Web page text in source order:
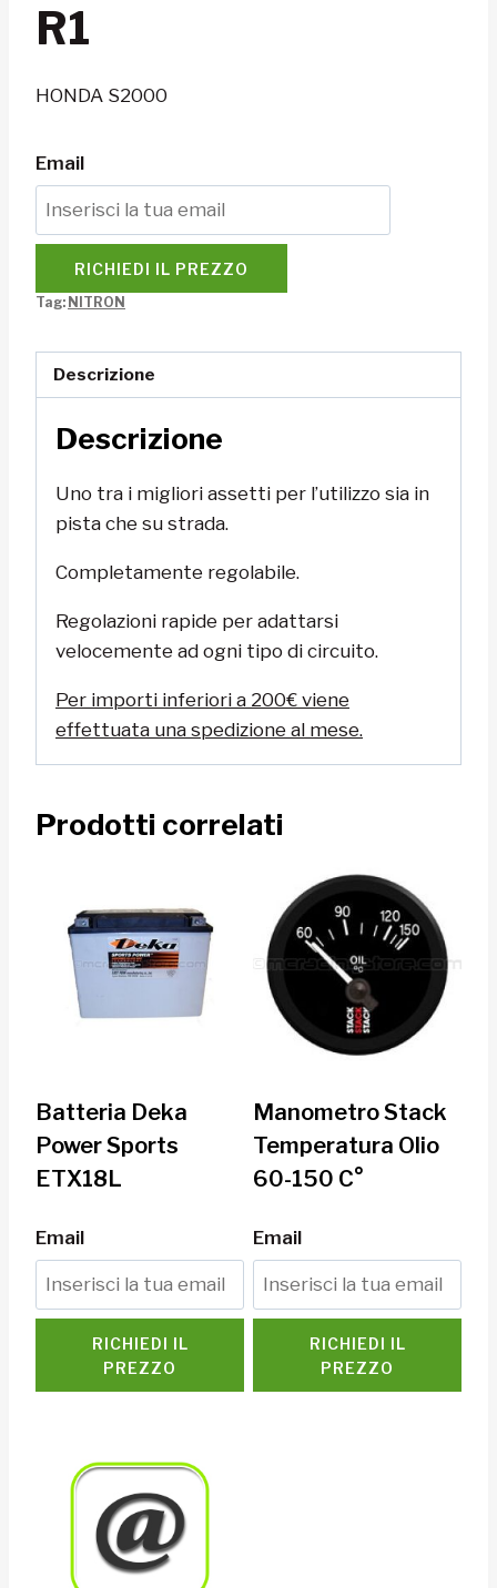
R1
HONDA S2000
Email
RICHIEDI IL PREZZO
Tag: NITRON
Descrizione
Descrizione
Uno tra i migliori assetti per l’utilizzo sia in
pista che su strada.
Completamente regolabile.
Regolazioni rapide per adattarsi
velocemente ad ogni tipo di circuito.
Per importi inferiori a 200€ viene
effettuata una spedizione al mese.
Prodotti correlati
Batteria Deka
Power Sports
ETX18L
Email
RICHIEDI IL
PREZZO
Manometro Stack
Temperatura Olio
60-150 C°
Email
RICHIEDI IL
PREZZO